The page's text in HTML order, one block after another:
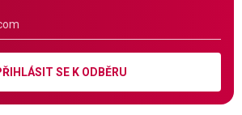
SE K ODBĚRU